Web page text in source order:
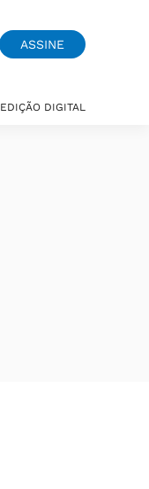
ASSINE
EDIÇÃO DIGITAL